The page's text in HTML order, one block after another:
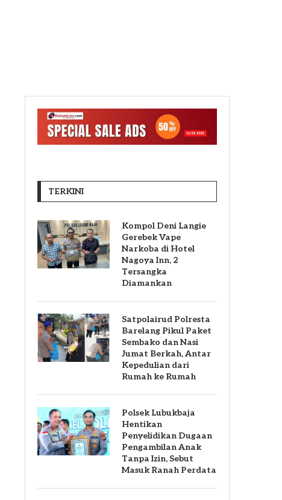
TERKINI
Kompol Deni Langie
Gerebek Vape
Narkoba di Hotel
Nagoya Inn, 2
Tersangka
Diamankan
Satpolairud Polresta
Barelang Pikul Paket
Sembako dan Nasi
Jumat Berkah, Antar
Kepedulian dari
Rumah ke Rumah
Polsek Lubukbaja
Hentikan
Penyelidikan Dugaan
Pengambilan Anak
Tanpa Izin, Sebut
Masuk Ranah Perdata